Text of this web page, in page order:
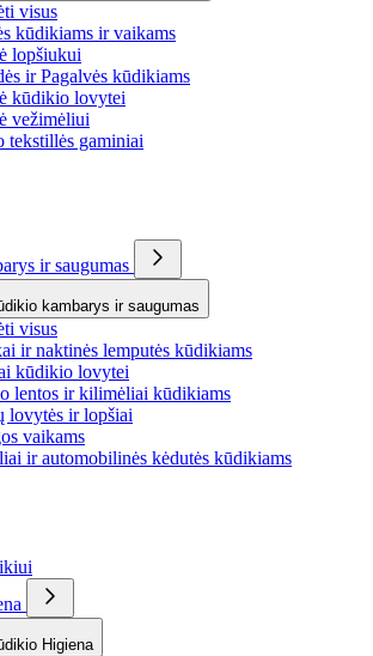
visus
kūdikiams ir vaikams
lopšiukui
ir Pagalvės kūdikiams
kūdikio lovytei
vežimėliui
tekstillės gaminiai
ir saugumas
kambarys ir saugumas
visus
ir naktinės lemputės kūdikiams
kūdikio lovytei
lentos ir kilimėliai kūdikiams
lovytės ir lopšiai
vaikams
ir automobilinės kėdutės kūdikiams
Higiena